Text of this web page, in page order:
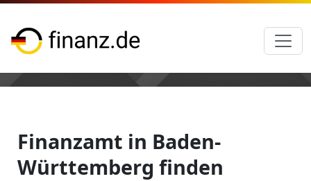
Finanzamt in Baden-
Württemberg finden